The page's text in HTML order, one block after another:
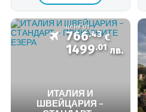
цени от
766.43 €
1499.01 лв.
ИТАЛИЯ И
ШВЕЙЦАРИЯ –